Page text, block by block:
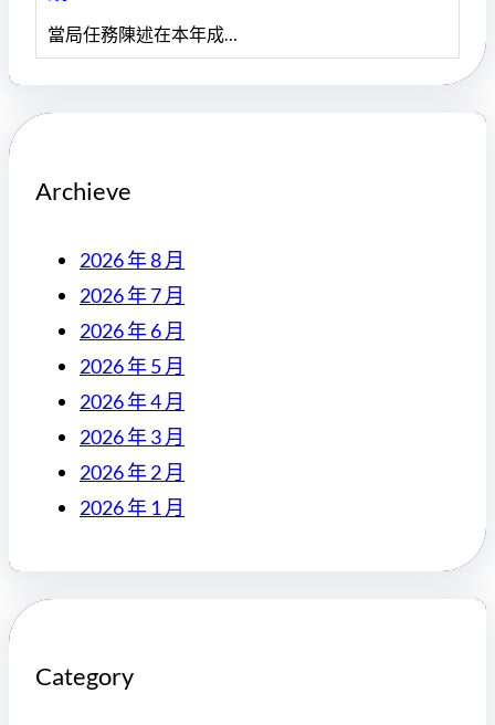
當局任務陳述在本年成…
Archieve
2026 年 8 月
2026 年 7 月
2026 年 6 月
2026 年 5 月
2026 年 4 月
2026 年 3 月
2026 年 2 月
2026 年 1 月
Category